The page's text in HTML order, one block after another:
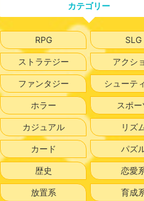
カテゴリー
RPG SLG
ストラテジー アクシ
ファンタジー シューテ
ホラー スポー
カジュアル リズ
カード パズ
歴史 恋愛
放置系 育成